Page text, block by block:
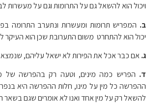
ויכול הוא להשאל גם על התרומות וגם על מעשרות
ב. המפריש תרומות ומעשרות ונתערב התרומה
יכול הוא להתחרט משום התערובת שכן הוא העיקר
ג.אם כבר אכל את הפירות לא ישאל עליהם,
ד. הפריש כמה מינים, וטעה רק בהפרשה של
ההפרשה כל מין על מינו, חלות ההפרשה היא
להשאל רק על מין אחד ואנו לא אומרים שגם בשאר